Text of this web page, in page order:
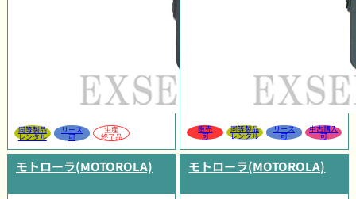
同等製品
レンタル
リース
可
生産
終了品
販売
可
同等製品
レンタル
リース
可
中古購入
可
モトローラ(MOTOROLA) モトローラ(MOTOROLA)